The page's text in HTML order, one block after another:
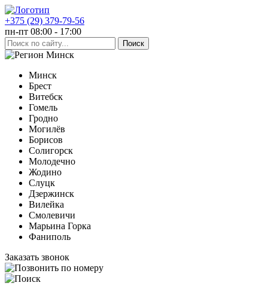
+375 (29) 379-79-56
пн-пт 08:00 - 17:00
Минск
Минск
Брест
Витебск
Гомель
Гродно
Могилёв
Борисов
Солигорск
Молодечно
Жодино
Слуцк
Дзержинск
Вилейка
Смолевичи
Марьина Горка
Фаниполь
Заказать звонок